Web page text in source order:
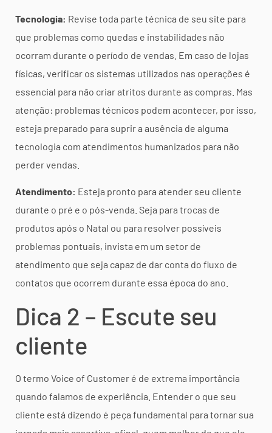
Tecnologia: Revise toda parte técnica de seu site para
que problemas como quedas e instabilidades não
ocorram durante o período de vendas. Em caso de lojas
físicas, verificar os sistemas utilizados nas operações é
essencial para não criar atritos durante as compras. Mas
atenção: problemas técnicos podem acontecer, por isso,
esteja preparado para suprir a ausência de alguma
tecnologia com atendimentos humanizados para não
perder vendas.
Atendimento: Esteja pronto para atender seu cliente
durante o pré e o pós-venda. Seja para trocas de
produtos após o Natal ou para resolver possíveis
problemas pontuais, invista em um setor de
atendimento que seja capaz de dar conta do fluxo de
contatos que ocorrem durante essa época do ano.
Dica 2 – Escute seu
cliente
O termo Voice of Customer é de extrema importância
quando falamos de experiência. Entender o que seu
cliente está dizendo é peça fundamental para tornar sua